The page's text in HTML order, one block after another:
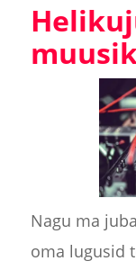
Nagu ma
oma lugusid